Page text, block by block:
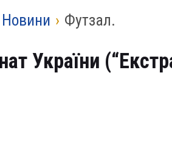
Новини › Футзал.
України